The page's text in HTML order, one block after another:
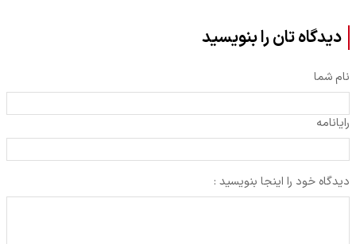
دیدگاه تان را بنویسید
نام شما
رایانامه
دیدگاه خود را اینجا بنویسید :